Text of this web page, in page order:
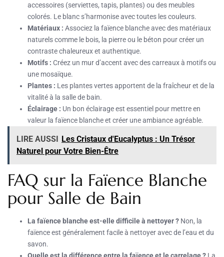
accessoires (serviettes, tapis, plantes) ou des meubles
colorés. Le blanc s’harmonise avec toutes les couleurs.
Matériaux : Associez la faïence blanche avec des matériaux
naturels comme le bois, la pierre ou le béton pour créer un
contraste chaleureux et authentique.
Motifs : Créez un mur d’accent avec des carreaux à motifs ou
une mosaïque.
Plantes : Les plantes vertes apportent de la fraîcheur et de la
vitalité à la salle de bain.
Éclairage : Un bon éclairage est essentiel pour mettre en
valeur la faïence blanche et créer une ambiance agréable.
LIRE AUSSI Les Cristaux d'Eucalyptus : Un Trésor
Naturel pour Votre Bien-Être
FAQ sur la Faïence Blanche
pour Salle de Bain
La faïence blanche est-elle difficile à nettoyer ? Non, la
faïence est généralement facile à nettoyer avec de l’eau et du
savon.
Quelle est la différence entre la faïence et le carrelage ? La